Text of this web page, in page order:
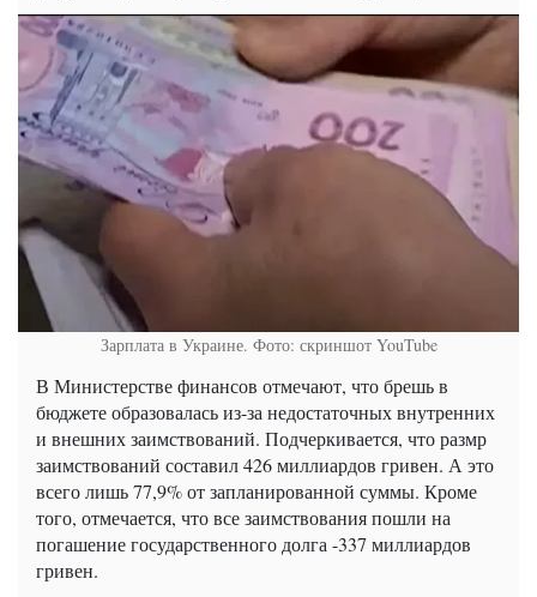
Зарплата в Украине. Фото: скриншот YouTube
В Министерстве финансов отмечают, что брешь в
бюджете образовалась из-за недостаточных внутренних
и внешних заимствований. Подчеркивается, что размр
заимствований составил 426 миллиардов гривен. А это
всего лишь 77,9% от запланированной суммы. Кроме
того, отмечается, что все заимствования пошли на
погашение государственного долга -337 миллиардов
гривен.